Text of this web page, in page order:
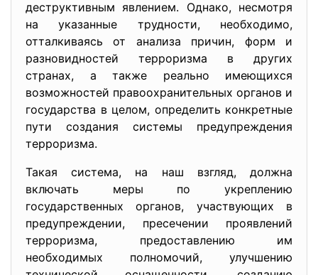
деструктивным явлением. Однако, несмотря
на указанные трудности, необходимо,
отталкиваясь от анализа причин, форм и
разновидностей терроризма в других
странах, а также реально имеющихся
возможностей правоохранительных органов и
государства в целом, определить конкретные
пути создания системы предупреждения
терроризма.
Такая система, на наш взгляд, должна
включать меры по укреплению
государственных органов, участвующих в
предупреждении, пресечении проявлений
терроризма, предоставлению им
необходимых полномочий, улучшению